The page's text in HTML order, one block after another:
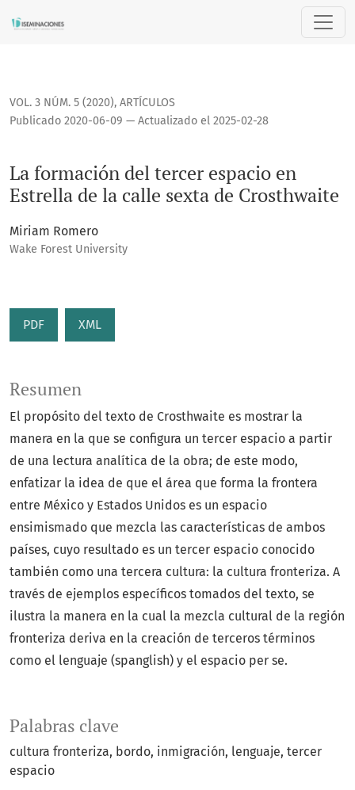
La formación del tercer espacio en Estrella de la calle
VOL. 3 NÚM. 5 (2020), ARTÍCULOS
La formación del tercer espacio en
Estrella de la calle sexta de Crosthwaite
Publicado 2020-06-09 — Actualizado el 2025-02-28
Miriam Romero
Wake Forest University
PDF XML
Palabras clave
cultura fronteriza bordo inmigración lenguaje tercer
espacio
Resumen
El propósito del texto de Crosthwaite es mostrar la
manera en la que se configura un tercer espacio a partir
de una lectura analítica de la obra; de este modo,
enfatizar la idea de que el área que forma la frontera
entre México y Estados Unidos es un espacio
ensimismado que mezcla las características de ambos
países, cuyo resultado es un tercer espacio conocido
también como una tercera cultura: la cultura fronteriza. A
través de ejemplos específicos tomados del texto, se
ilustra la manera en la cual la mezcla cultural de la región
fronteriza deriva en la creación de terceros términos
como el lenguaje (spanglish) y el espacio per se.